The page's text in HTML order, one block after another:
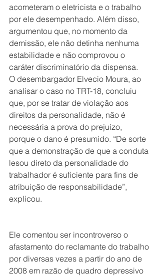
acometeram o eletricista e o trabalho
por ele desempenhado. Além disso,
argumentou que, no momento da
demissão, ele não detinha nenhuma
estabilidade e não comprovou o
caráter discriminatório da dispensa.
O desembargador Elvecio Moura, ao
analisar o caso no TRT-18, concluiu
que, por se tratar de violação aos
direitos da personalidade, não é
necessária a prova do prejuízo,
porque o dano é presumido. “De sorte
que a demonstração de que a conduta
lesou direto da personalidade do
trabalhador é suficiente para fins de
atribuição de responsabilidade”,
explicou.
Ele comentou ser incontroverso o
afastamento do reclamante do trabalho
por diversas vezes a partir do ano de
2008 em razão de quadro depressivo